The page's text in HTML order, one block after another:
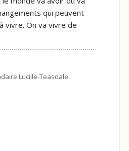
qui peuvent
vivre. On va vivre de
Lucille-Teasdale